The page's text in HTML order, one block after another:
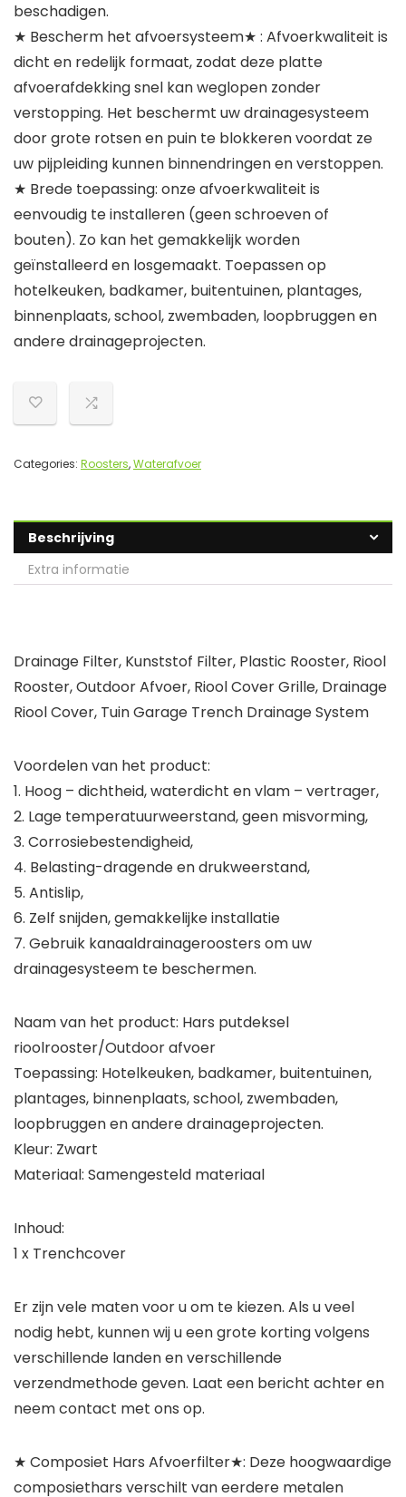
beschadigen.
★ Bescherm het afvoersysteem★ : Afvoerkwaliteit is
dicht en redelijk formaat, zodat deze platte
afvoerafdekking snel kan weglopen zonder
verstopping. Het beschermt uw drainagesysteem
door grote rotsen en puin te blokkeren voordat ze
uw pijpleiding kunnen binnendringen en verstoppen.
★ Brede toepassing: onze afvoerkwaliteit is
eenvoudig te installeren (geen schroeven of
bouten). Zo kan het gemakkelijk worden
geïnstalleerd en losgemaakt. Toepassen op
hotelkeuken, badkamer, buitentuinen, plantages,
binnenplaats, school, zwembaden, loopbruggen en
andere drainageprojecten.
Categories: Roosters,Waterafvoer
Beschrijving
Extra informatie
Drainage Filter, Kunststof Filter, Plastic Rooster, Riool
Rooster, Outdoor Afvoer, Riool Cover Grille, Drainage
Riool Cover, Tuin Garage Trench Drainage System
Voordelen van het product:
1. Hoog – dichtheid, waterdicht en vlam – vertrager,
2. Lage temperatuurweerstand, geen misvorming,
3. Corrosiebestendigheid,
4. Belasting-dragende en drukweerstand,
5. Antislip,
6. Zelf snijden, gemakkelijke installatie
7. Gebruik kanaaldrainageroosters om uw
drainagesysteem te beschermen.
Naam van het product: Hars putdeksel
rioolrooster/Outdoor afvoer
Toepassing: Hotelkeuken, badkamer, buitentuinen,
plantages, binnenplaats, school, zwembaden,
loopbruggen en andere drainageprojecten.
Kleur: Zwart
Materiaal: Samengesteld materiaal
Inhoud:
1 x Trenchcover
Er zijn vele maten voor u om te kiezen. Als u veel
nodig hebt, kunnen wij u een grote korting volgens
verschillende landen en verschillende
verzendmethode geven. Laat een bericht achter en
neem contact met ons op.
★ Composiet Hars Afvoerfilter★: Deze hoogwaardige
composiethars verschilt van eerdere metalen